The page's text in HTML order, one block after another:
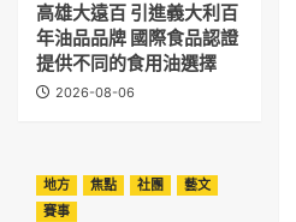
高雄大遠百 引進義大利百
年油品品牌 國際食品認證
提供不同的食用油選擇
2026-08-06
地方 焦點 社團
藝文
賽事